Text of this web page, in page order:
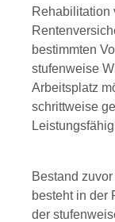
Rehabilitation
bestimmten
stufenweise
Arbeitsplatz
schrittweise
Bestand
besteht in der
der